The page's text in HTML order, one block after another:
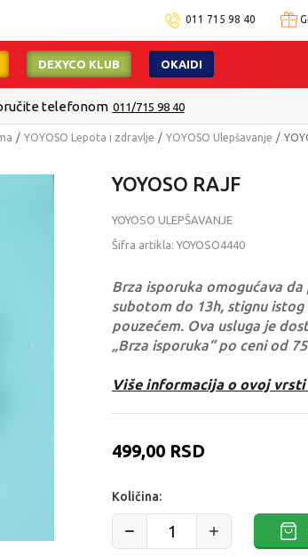
011 715 98 40
DEXYCO KLUB OKAIDI
telefonom 011/715 98 40
YOYOSO Lepota i zdravlje YOYOSO Ulepšavanje
YOYOSO RAJF
YOYOSO ULEPŠAVANJE
Šifra artikla: YOYOSO4440
Brza isporuka omogućava
subotom do 13h, stignu
pouzećem. Ova usluga je
„Brza isporuka“ po ceni od
Više informacija o ovoj
499,00 RSD
Količina: